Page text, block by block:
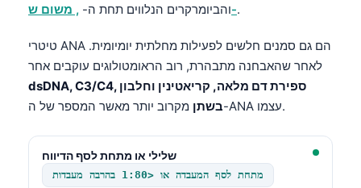
והביומרקרים הנלווים תחת ה-, משום ש-.
טיטרי ANA הם גם סמנים חלשים לפעילות מחלתית יומיומית.
לאחר שהאבחנה מתבהרת, רוב הראומטולוגים עוקבים אחר
dsDNA, C3/C4, ספירת דם מלאה, קריאטינין וחלבון
בשתן
מקרוב יותר מאשר המספר של ה-ANA עצמו.
שלילי או מתחת לסף הדיווח
מתחת לסף המעבדה או <1:80 בהרבה מעבדות